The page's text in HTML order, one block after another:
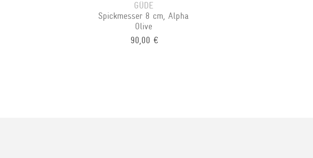
GÜDE
Spickmesser 8 cm, Alpha
Olive
90,00 €